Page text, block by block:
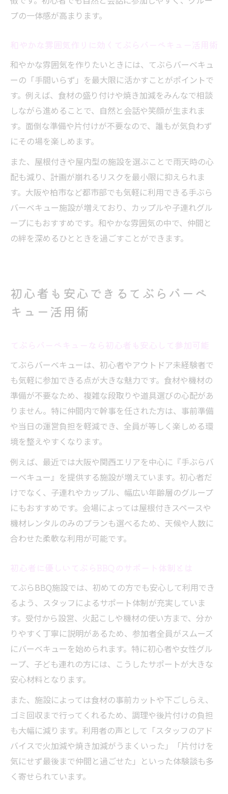
プの一体感が高まります。
和やかな雰囲気を作りたいときには、てぶらバーベキュ
ーの「手間いらず」を最大限に活かすことがポイントで
す。例えば、食材の盛り付けや焼き加減をみんなで相談
しながら進めることで、自然と会話や笑顔が生まれま
す。面倒な準備や片付けが不要なので、誰もが気負わず
にその場を楽しめます。
また、屋根付きや屋内型の施設を選ぶことで雨天時の心
配も減り、計画が崩れるリスクを最小限に抑えられま
す。大阪や柏市など都市部でも気軽に利用できる手ぶら
バーベキュー施設が増えており、カップルや子連れグル
ープにもおすすめです。和やかな雰囲気の中で、仲間と
の絆を深めるひとときを過ごすことができます。
初心者も安心できるてぶらバーベ
キュー活用術
てぶらバーベキューは、初心者やアウトドア未経験者で
も気軽に参加できる点が大きな魅力です。食材や機材の
準備が不要なため、複雑な段取りや道具選びの心配があ
りません。特に仲間内で幹事を任された方は、事前準備
や当日の運営負担を軽減でき、全員が等しく楽しめる環
境を整えやすくなります。
例えば、最近では大阪や関西エリアを中心に『手ぶらバ
ーベキュー』を提供する施設が増えています。初心者だ
けでなく、子連れやカップル、幅広い年齢層のグループ
にもおすすめです。会場によっては屋根付きスペースや
機材レンタルのみのプランも選べるため、天候や人数に
合わせた柔軟な利用が可能です。
てぶらBBQ施設では、初めての方でも安心して利用でき
るよう、スタッフによるサポート体制が充実していま
す。受付から設営、火起こしや機材の使い方まで、分か
りやすく丁寧に説明があるため、参加者全員がスムーズ
にバーベキューを始められます。特に初心者や女性グル
ープ、子ども連れの方には、こうしたサポートが大きな
安心材料となります。
また、施設によっては食材の事前カットや下ごしらえ、
ゴミ回収まで行ってくれるため、調理や後片付けの負担
も大幅に減ります。利用者の声として「スタッフのアド
バイスで火加減や焼き加減がうまくいった」「片付けを
気にせず最後まで仲間と過ごせた」といった体験談も多
く寄せられています。